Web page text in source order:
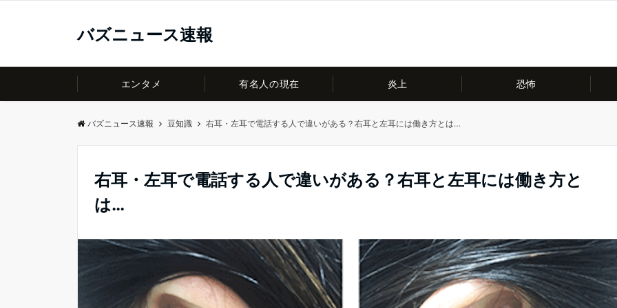
バズニュース速報
エンタメ 有名人の現在 炎上 恐怖
バズニュース速報 豆知識 右耳・左耳で電話する人で違いがある？右耳と左耳には働き方とは…
右耳・左耳で電話する人で違いがある？右耳と左耳には働き方と
は…